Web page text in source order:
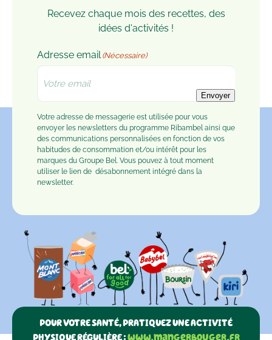
Recevez chaque mois des recettes, des
idées d'activités !
Adresse email (Nécessaire)
Envoyer
Votre adresse de messagerie est utilisée pour vous
envoyer les newsletters du programme Ribambel ainsi que
des communications personnalisées en fonction de vos
habitudes de consommation et/ou intérêt pour les
marques du Groupe Bel. Vous pouvez à tout moment
utiliser le lien de désabonnement intégré dans la
newsletter.
POUR VOTRE SANTÉ, PRATIQUEZ UNE ACTIVITÉ
PHYSIQUE RÉGULIÈRE :www.mangerbouger.fr